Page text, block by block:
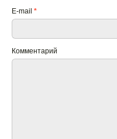
E-mail *
Комментарий